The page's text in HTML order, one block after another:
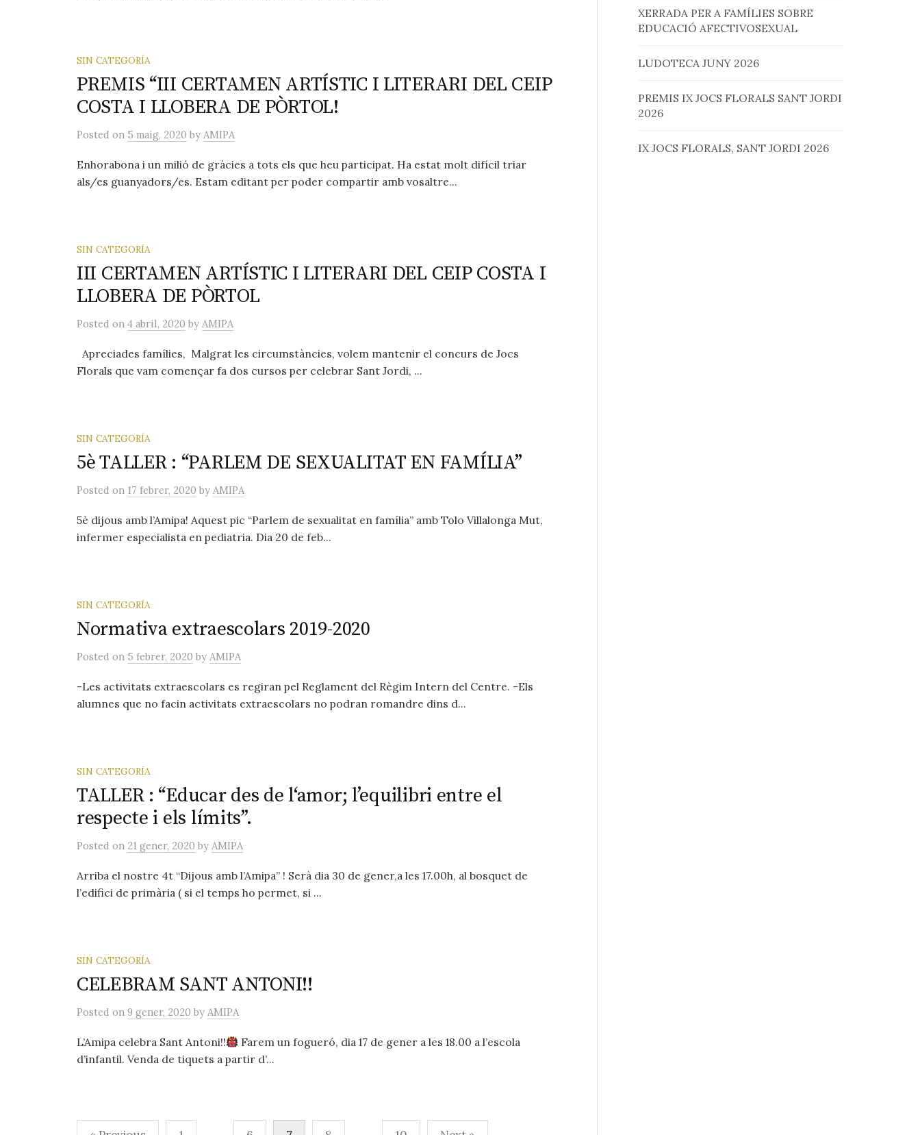
SIN CATEGORÍA
PREMIS “III CERTAMEN ARTÍSTIC I LITERARI DEL CEIP
COSTA I LLOBERA DE PÒRTOL!
Posted on 5 maig, 2020 by AMIPA
Enhorabona i un milió de gràcies a tots els que heu participat. Ha estat molt difícil triar
als/es guanyadors/es. Estam editant per poder compartir amb vosaltre...
SIN CATEGORÍA
III CERTAMEN ARTÍSTIC I LITERARI DEL CEIP COSTA I
LLOBERA DE PÒRTOL
Posted on 4 abril, 2020 by AMIPA
Apreciades famílies, Malgrat les circumstàncies, volem mantenir el concurs de Jocs
Florals que vam començar fa dos cursos per celebrar Sant Jordi, ...
SIN CATEGORÍA
5è TALLER : “PARLEM DE SEXUALITAT EN FAMÍLIA”
Posted on 17 febrer, 2020 by AMIPA
5è dijous amb l’Amipa! Aquest pic “Parlem de sexualitat en família” amb Tolo Villalonga Mut,
infermer especialista en pediatria. Dia 20 de feb...
SIN CATEGORÍA
Normativa extraescolars 2019-2020
Posted on 5 febrer, 2020 by AMIPA
-Les activitats extraescolars es regiran pel Reglament del Règim Intern del Centre. -Els
alumnes que no facin activitats extraescolars no podran romandre dins d...
SIN CATEGORÍA
TALLER : “Educar des de l‘amor; l’equilibri entre el
respecte i els límits”.
Posted on 21 gener, 2020 by AMIPA
Arriba el nostre 4t “Dijous amb l’Amipa” ! Serà dia 30 de gener,a les 17.00h, al bosquet de
l’edifici de primària ( si el temps ho permet, si ...
SIN CATEGORÍA
CELEBRAM SANT ANTONI!!
Posted on 9 gener, 2020 by AMIPA
L’Amipa celebra Sant Antoni!!
Farem un fogueró, dia 17 de gener a les 18.00 a l’escola
d’infantil. Venda de tiquets a partir d’...
XERRADA PER A FAMÍLIES SOBRE
EDUCACIÓ AFECTIVOSEXUAL
LUDOTECA JUNY 2026
PREMIS IX JOCS FLORALS SANT JORDI
2026
IX JOCS FLORALS, SANT JORDI 2026